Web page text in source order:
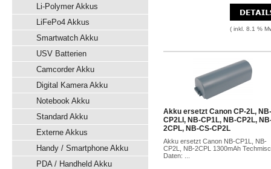
Li-Polymer Akkus
LiFePo4 Akkus
Smartwatch Akku
USV Batterien
Camcorder Akku
Digital Kamera Akku
Notebook Akku
Standard Akku
Externe Akkus
Handy / Smartphone Akku
PDA / Handheld Akku
( inkl. 8.1 %
Akku ersetzt Canon CP-2L, NB-
CP2LI, NB-CP1L, NB-CP2L,
2CPL, NB-CS-CP2L
Akku ersetzt Canon NB-CP1L, NB-
CP2L, NB-2CPL 1300mAh
Daten: ...